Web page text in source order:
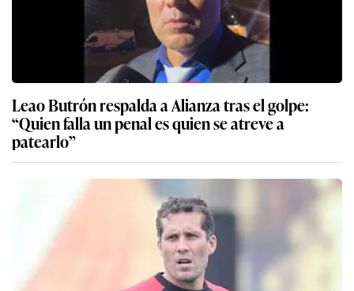
Leao Butrón respalda a Alianza tras el golpe:
“Quien falla un penal es quien se atreve a
patearlo”